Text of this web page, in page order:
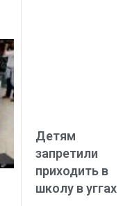
Детям
запретили
приходить в
школу в уггах